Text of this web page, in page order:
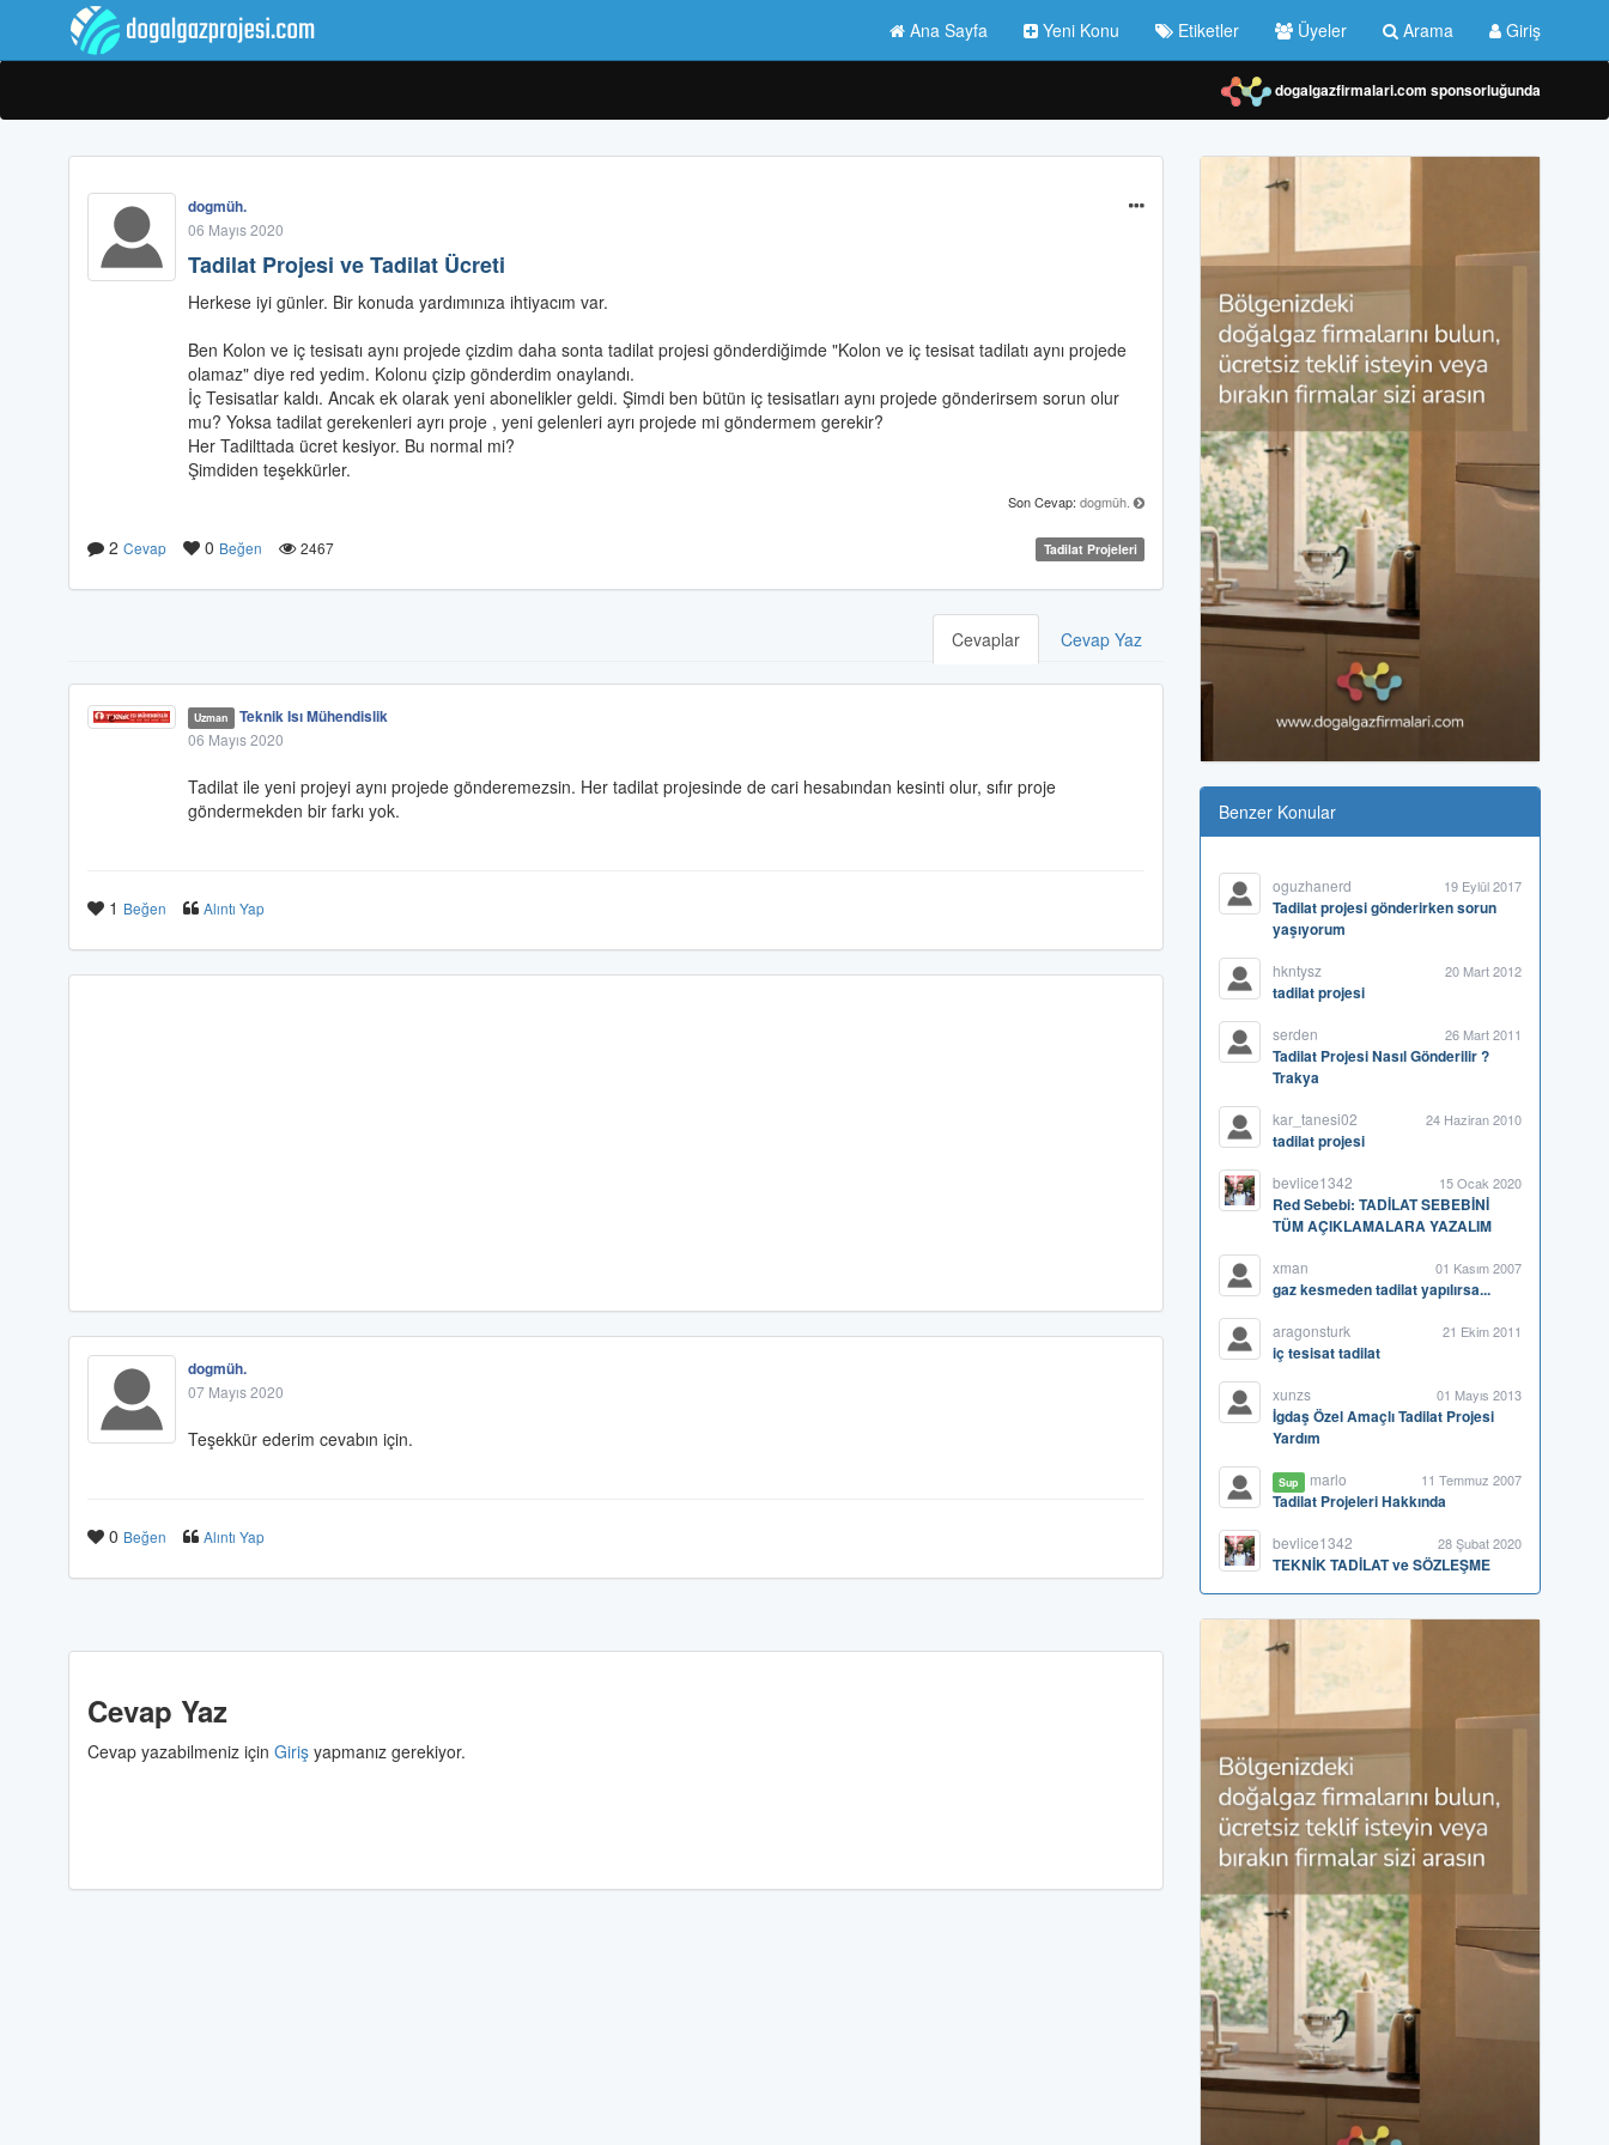
Ana Sayfa Yeni Konu Etiketler Üyeler Arama Giriş
dogalgazfirmalari.com sponsorluğunda
dogmüh.
06 Mayıs 2020
Tadilat Projesi ve Tadilat Ücreti
Herkese iyi günler. Bir konuda yardımınıza ihtiyacım var.
Ben Kolon ve iç tesisatı aynı projede çizdim daha sonta tadilat projesi gönderdiğimde "Kolon ve iç tesisat tadilatı aynı projede
olamaz" diye red yedim. Kolonu çizip gönderdim onaylandı.
İç Tesisatlar kaldı. Ancak ek olarak yeni abonelikler geldi. Şimdi ben bütün iç tesisatları aynı projede gönderirsem sorun olur
mu? Yoksa tadilat gerekenleri ayrı proje , yeni gelenleri ayrı projede mi göndermem gerekir?
Her Tadilttada ücret kesiyor. Bu normal mi?
Şimdiden teşekkürler.
Son Cevap: dogmüh.
2 Cevap 0 Beğen 2467 Tadilat Projeleri
Cevaplar Cevap Yaz
Uzman Teknik Isı Mühendislik
06 Mayıs 2020
Tadilat ile yeni projeyi aynı projede gönderemezsin. Her tadilat projesinde de cari hesabından kesinti olur, sıfır proje
göndermekden bir farkı yok.
1 Beğen Alıntı Yap
dogmüh.
07 Mayıs 2020
Teşekkür ederim cevabın için.
0 Beğen Alıntı Yap
Cevap Yaz
Cevap yazabilmeniz için Giriş yapmanız gerekiyor.
Benzer Konular
oguzhanerd 19 Eylül 2017
Tadilat projesi gönderirken sorun
yaşıyorum
hkntysz 20 Mart 2012
tadilat projesi
serden 26 Mart 2011
Tadilat Projesi Nasıl Gönderilir ?
Trakya
kar_tanesi02 24 Haziran 2010
tadilat projesi
bevlice1342 15 Ocak 2020
Red Sebebi: TADİLAT SEBEBİNİ
TÜM AÇIKLAMALARA YAZALIM
xman 01 Kasım 2007
gaz kesmeden tadilat yapılırsa...
aragonsturk 21 Ekim 2011
iç tesisat tadilat
xunzs 01 Mayıs 2013
İgdaş Özel Amaçlı Tadilat Projesi
Yardım
Sup marlo 11 Temmuz 2007
Tadilat Projeleri Hakkında
bevlice1342 28 Şubat 2020
TEKNİK TADİLAT ve SÖZLEŞME